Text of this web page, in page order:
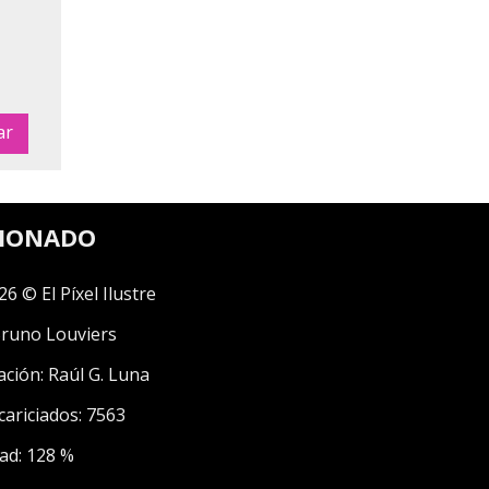
© El Píxel Ilustre
Louviers
Raúl G. Luna
7563
128 %